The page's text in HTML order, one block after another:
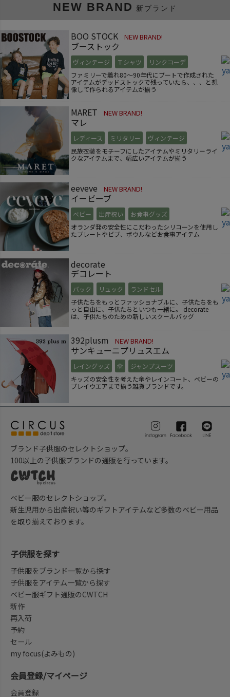
NEW BRAND 新ブランド
BOO STOCK NEW BRAND!
ブーストック
ヴィンテージ Ｔシャツ
リンクコーデ
ファミリーで着れ80～90年代にブートで作成された
アイテムがデッドストックで残っていたら、、、と想
像して作られるアイテムが揃う
MARET NEW BRAND!
マレ
レディース ミリタリー
ヴィンテージ
民族衣装をモチーフにしたアイテムやミリタリーライ
クなアイテムまで、幅広いアイテムが揃う
eeveve NEW BRAND!
イービーブ
ベビー 出産祝い
お食事グッズ
オランダ発の安全性にこだわったシリコーンを使用し
たプレートやビブ、ボウルなどお食事アイテム
decorate
デコレート
バック リュック
ランドセル
子供たちをもっとファッショナブルに、子供たちをも
っと自由に、子供たちといつも一緒に。 decorate
は、子供たちのための新しいスクールバッグ
392plusm NEW BRAND!
サンキューニプリュスエム
レイングッズ 傘
ジャンプスーツ
キッズの安全性を考えた傘やレインコート、ベビーの
プレイウエアまで揃う雑貨ブランドです。
ブランド子供服のセレクトショップ。
100以上の子供服ブランドの通販を行っています。
ベビー服のセレクトショップ。
新生児用から出産祝い等のギフトアイテムなど多数のベビー用品
を取り揃えております。
子供服を探す
子供服をブランド一覧から探す
子供服をアイテム一覧から探す
ベビー服ギフト通販のCWTCH
新作
再入荷
予約
セール
my focus(よみもの)
会員登録/マイページ
会員登録